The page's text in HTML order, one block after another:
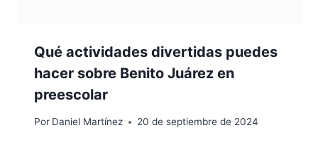
Qué actividades divertidas puedes
hacer sobre Benito Juárez en
preescolar
Por Daniel Martínez 20 de septiembre de 2024